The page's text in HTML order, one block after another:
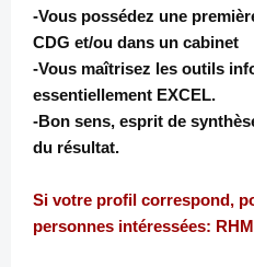
-Vous possédez une
CDG et/ou dans un cabinet
-Vous maîtrisez les outils
essentiellement EXCEL.
-Bon sens, esprit de
du résultat.
Si votre profil correspond,
personnes intéressées: